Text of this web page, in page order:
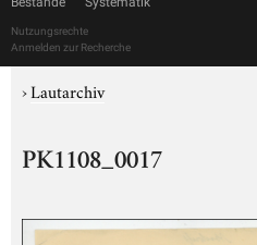
Nutzungsrechte
Anmelden zur Recherche
›Lautarchiv
PK1108_0017